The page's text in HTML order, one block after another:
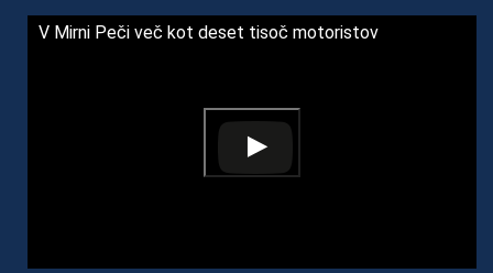
V Mirni Peči več kot deset tisoč motoristov